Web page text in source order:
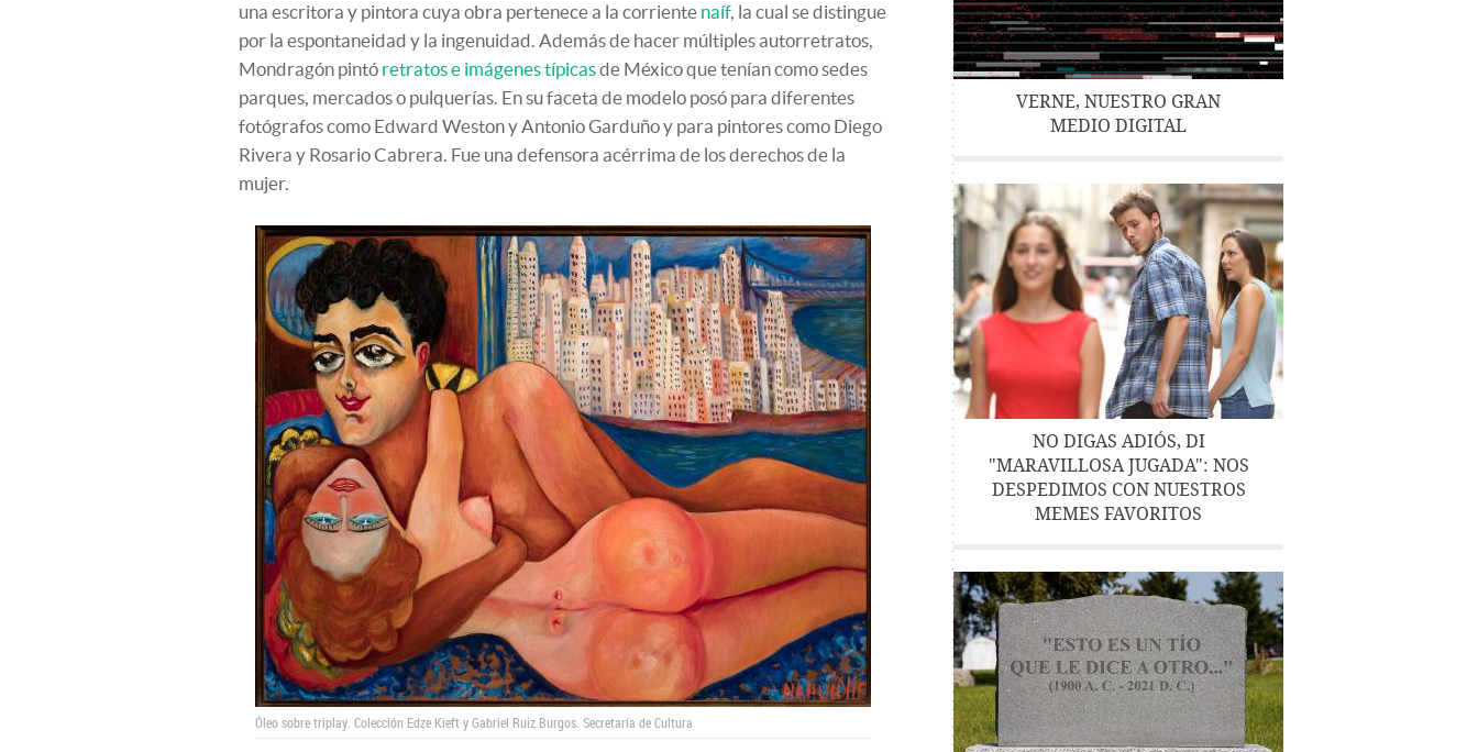
una escritora y pintora cuya obra pertenece a la corriente naíf, la cual se distingue
por la espontaneidad y la ingenuidad. Además de hacer múltiples autorretratos,
Mondragón pintó retratos e imágenes típicasde México que tenían como sedes
parques, mercados o pulquerías. En su faceta de modelo posó para diferentes
fotógrafos como Edward Weston y Antonio Garduño y para pintores como Diego
Rivera y Rosario Cabrera. Fue una defensora acérrima de los derechos de la
mujer.
Óleo sobre triplay. Colección Edze Kieft y Gabriel Ruiz Burgos. Secretaría de Cultura
VERNE, NUESTRO GRAN
MEDIO DIGITAL
NO DIGAS ADIÓS, DI
"MARAVILLOSA JUGADA": NOS
DESPEDIMOS CON NUESTROS
MEMES FAVORITOS